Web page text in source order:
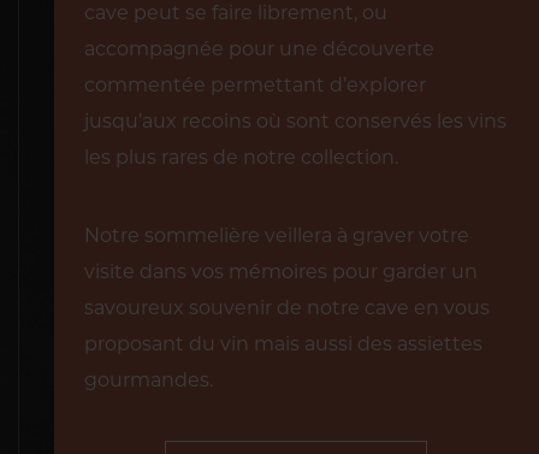
cave peut se faire librement, ou
accompagnée pour une découverte
commentée permettant d’explorer
jusqu’aux recoins où sont conservés les vins
les plus rares de notre collection.
Notre sommelière veillera à graver votre
visite dans vos mémoires pour garder un
savoureux souvenir de notre cave en vous
proposant du vin mais aussi des assiettes
gourmandes.